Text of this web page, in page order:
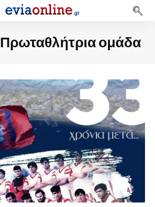
Πρωταθλήτρια ομάδα